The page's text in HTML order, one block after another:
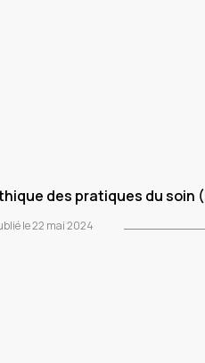
des pratiques du soin
le 22 mai 2024